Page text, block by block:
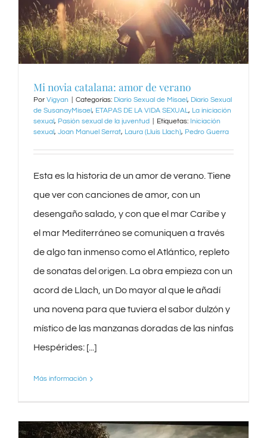
Mi novia catalana: amor de verano
Por Vigyan Categorías: Diario Sexual de Misael, Diario Sexual
de SusanayMisael, ETAPAS DE LA VIDA SEXUAL, La iniciación
sexual, Pasión sexual de la juventud Etiquetas: Iniciación
sexual, Joan Manuel Serrat, Laura (Lluís Llach), Pedro Guerra
Esta es la historia de un amor de verano. Tiene
que ver con canciones de amor, con un
desengaño salado, y con que el mar Caribe y
el mar Mediterráneo se comuniquen a través
de algo tan inmenso como el Atlántico, repleto
de sonatas del origen. La obra empieza con un
acord de Llach, un Do mayor al que le añadí
una novena para que tuviera el sabor dulzón y
místico de las manzanas doradas de las ninfas
Hespérides: [...]
Más información